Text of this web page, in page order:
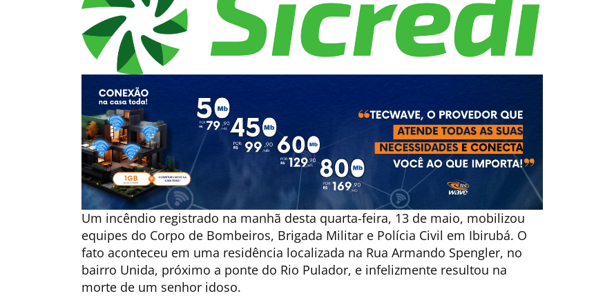
Um incêndio registrado na manhã desta quarta-feira, 13 de maio, mobilizou
equipes do Corpo de Bombeiros, Brigada Militar e Polícia Civil em Ibirubá. O
fato aconteceu em uma residência localizada na Rua Armando Spengler, no
bairro Unida, próximo a ponte do Rio Pulador, e infelizmente resultou na
morte de um senhor idoso.